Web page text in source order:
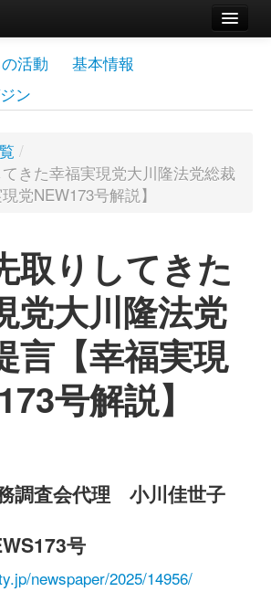
活動
基本情報
ン
/
きた幸福実現党大川隆法党総裁
党NEW173号解説】
取りしてきた
党大川隆法党
言【幸福実現
号解説】
調査会代理 小川佳世子
号
newspaper/2025/14956/